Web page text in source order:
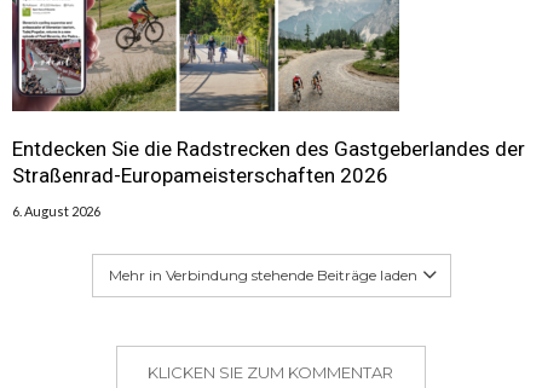
Entdecken Sie die Radstrecken des Gastgeberlandes der
Straßenrad-Europameisterschaften 2026
6. August 2026
Mehr in Verbindung stehende Beiträge laden
KLICKEN SIE ZUM KOMMENTAR